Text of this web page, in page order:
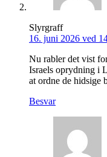
Slyrgraff
16. juni 2026 ved
Nu rabler det vist
Israels oprydning i
at ordne de hidsige
Besvar